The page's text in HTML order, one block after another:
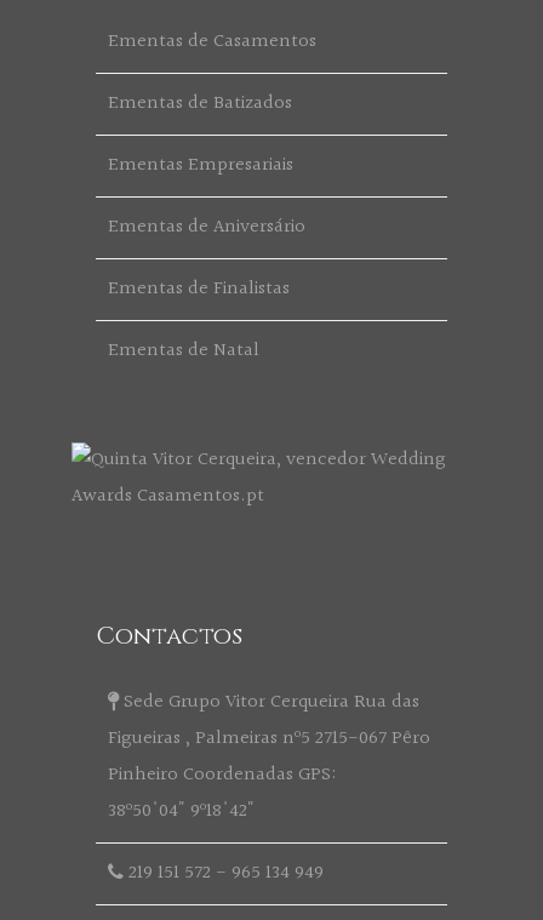
Ementas de Casamentos
Ementas de Batizados
Ementas Empresariais
Ementas de Aniversário
Ementas de Finalistas
Ementas de Natal
Contactos
Sede Grupo Vitor Cerqueira Rua das
Figueiras , Palmeiras nº5 2715-067 Pêro
Pinheiro Coordenadas GPS:
38º50'04" 9º18'42"
219 151 572 - 965 134 949